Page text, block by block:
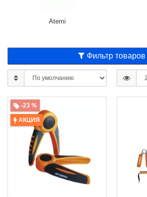
Atemi
Фильтр товаров
-23 %
АКЦИЯ